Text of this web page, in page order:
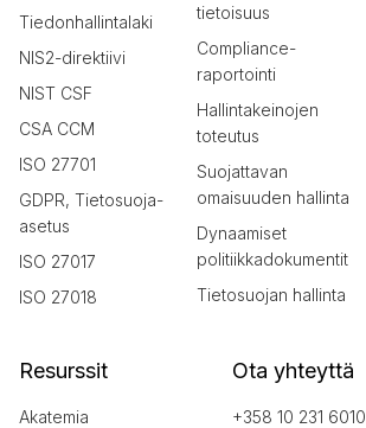
Tiedonhallintalaki
NIS2-direktiivi
NIST CSF
CSA CCM
ISO 27701
GDPR, Tietosuoja-
asetus
ISO 27017
ISO 27018
tietoisuus
Compliance-
raportointi
Hallintakeinojen
toteutus
Suojattavan
omaisuuden hallinta
Dynaamiset
politiikkadokumentit
Tietosuojan hallinta
Resurssit
Akatemia
Ota yhteyttä
+358 10 231 6010